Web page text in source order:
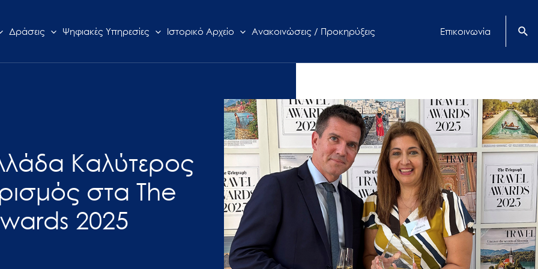
Δράσεις Ψηφιακές Υπηρεσίες Ιστορικό Αρχείο Ανακοινώσεις / Προκηρύξεις Επικοινωνία
Καλύτερος
στα The
2025